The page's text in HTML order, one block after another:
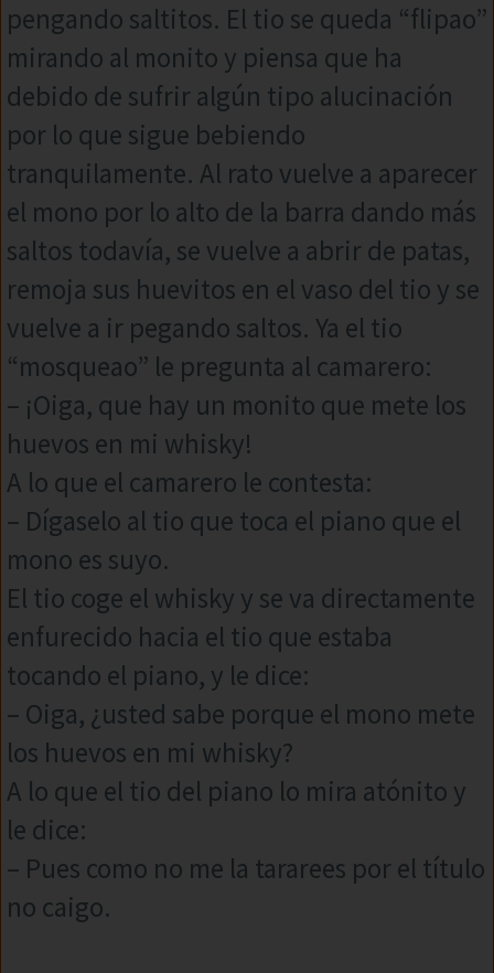
pengando saltitos. El tio se queda “flipao”
mirando al monito y piensa que ha
debido de sufrir algún tipo alucinación
por lo que sigue bebiendo
tranquilamente. Al rato vuelve a aparecer
el mono por lo alto de la barra dando más
saltos todavía, se vuelve a abrir de patas,
remoja sus huevitos en el vaso del tio y se
vuelve a ir pegando saltos. Ya el tio
“mosqueao” le pregunta al camarero:
– ¡Oiga, que hay un monito que mete los
huevos en mi whisky!
A lo que el camarero le contesta:
– Dígaselo al tio que toca el piano que el
mono es suyo.
El tio coge el whisky y se va directamente
enfurecido hacia el tio que estaba
tocando el piano, y le dice:
– Oiga, ¿usted sabe porque el mono mete
los huevos en mi whisky?
A lo que el tio del piano lo mira atónito y
le dice:
– Pues como no me la tararees por el título
no caigo.